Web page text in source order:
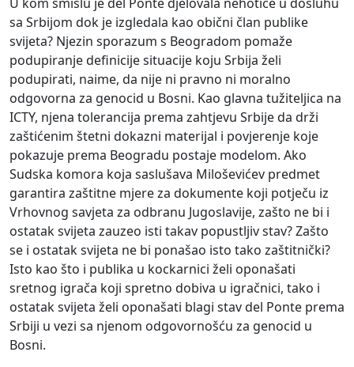
sa Srbijom dok je izgledala kao obični član publike
svijeta? Njezin sporazum s Beogradom pomaže
podupiranje definicije situacije koju Srbija želi
podupirati, naime, da nije ni pravno ni moralno
odgovorna za genocid u Bosni. Kao glavna tužiteljica na
ICTY, njena tolerancija prema zahtjevu Srbije da drži
zaštićenim štetni dokazni materijal i povjerenje koje
pokazuje prema Beogradu postaje modelom. Ako
Sudska komora koja saslušava Miloševićev predmet
garantira zaštitne mjere za dokumente koji potječu iz
Vrhovnog savjeta za odbranu Jugoslavije, zašto ne bi i
ostatak svijeta zauzeo isti takav popustljiv stav? Zašto
se i ostatak svijeta ne bi ponašao isto tako zaštitnički?
Isto kao što i publika u kockarnici želi oponašati
sretnog igrača koji spretno dobiva u igračnici, tako i
ostatak svijeta želi oponašati blagi stav del Ponte prema
Srbiji u vezi sa njenom odgovornošću za genocid u
Bosni.